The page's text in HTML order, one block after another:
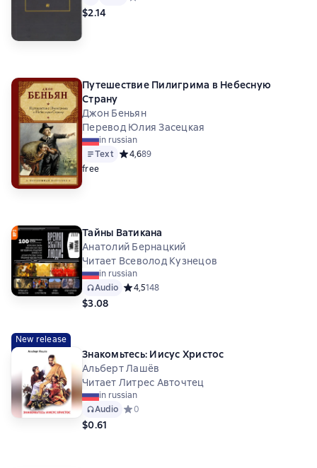
$2.14
Путешествие Пилигрима в Небесную
Страну
Джон Беньян
Перевод Юлия Засецкая
in russian
Text Средний рейтинг 4,6 на основе 89 оценок
4,689
free
Тайны Ватикана
Анатолий Бернацкий
Читает Всеволод Кузнецов
in russian
Audio Средний рейтинг 4,5 на основе 148 оценок
4,5148
$3.08
New release
Знакомьтесь: Иисус Христос
Альберт Лашёв
Читает Литрес Авточтец
in russian
Audio Средний рейтинг 0 на основе 0 оценок
0
$0.61